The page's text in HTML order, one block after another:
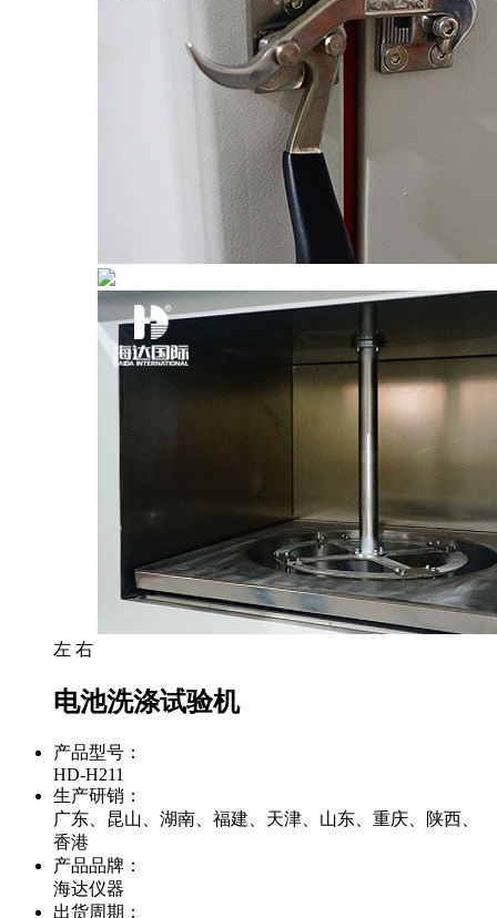
左 右
电池洗涤试验机
产品型号：
HD-H211
生产研销：
广东、昆山、湖南、福建、天津、山东、重庆、陕西、
香港
产品品牌：
海达仪器
出货周期：